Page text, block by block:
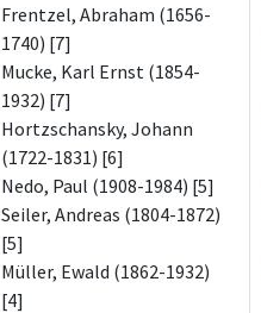
Frentzel, Abraham (1656-
1740) [7]
Mucke, Karl Ernst (1854-
1932) [7]
Hortzschansky, Johann
(1722-1831) [6]
Nedo, Paul (1908-1984) [5]
Seiler, Andreas (1804-1872)
[5]
Müller, Ewald (1862-1932)
[4]